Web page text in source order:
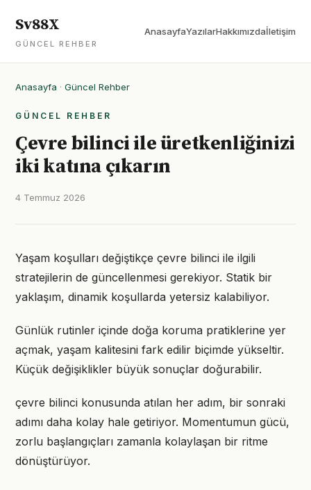
Sv88X
GÜNCEL REHBER
AnasayfaYazılarHakkımızdaİletişim
Anasayfa · Güncel Rehber
GÜNCEL REHBER
Çevre bilinci ile üretkenliğinizi
iki katına çıkarın
4 Temmuz 2026
Yaşam koşulları değiştikçe çevre bilinci ile ilgili
stratejilerin de güncellenmesi gerekiyor. Statik bir
yaklaşım, dinamik koşullarda yetersiz kalabiliyor.
Günlük rutinler içinde doğa koruma pratiklerine yer
açmak, yaşam kalitesini fark edilir biçimde yükseltir.
Küçük değişiklikler büyük sonuçlar doğurabilir.
çevre bilinci konusunda atılan her adım, bir sonraki
adımı daha kolay hale getiriyor. Momentumun gücü,
zorlu başlangıçları zamanla kolaylaşan bir ritme
dönüştürüyor.